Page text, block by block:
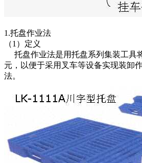
1.托盘作业法
（1）定义
托盘作业法是用托盘系列集装工具
元，以便于采用叉车等设备实现装卸
法。